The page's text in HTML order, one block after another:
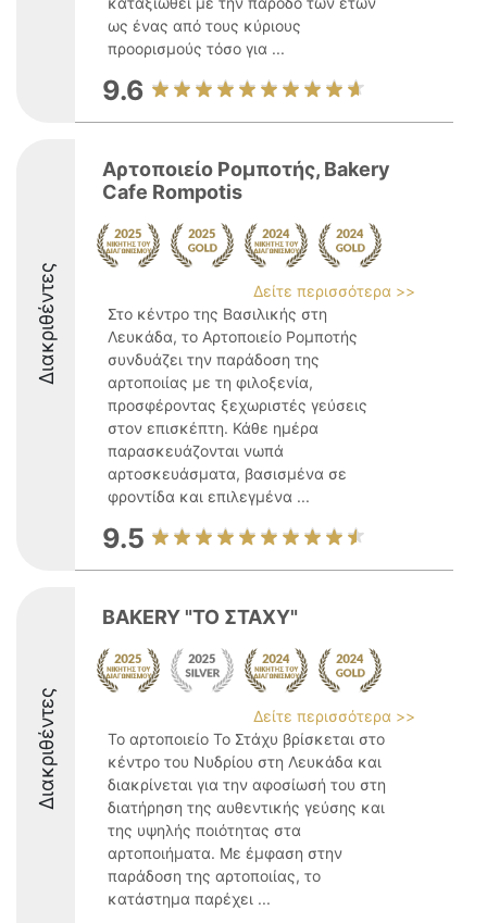
ως ένας από τους κύριους
προορισμούς τόσο για ...
9.6
Διακριθέντες
Αρτοποιείο Ρομποτής, Bakery
Cafe Rompotis
Δείτε περισσότερα >>
Στο κέντρο της Βασιλικής στη
Λευκάδα, το Αρτοποιείο Ρομποτής
συνδυάζει την παράδοση της
αρτοποιίας με τη φιλοξενία,
προσφέροντας ξεχωριστές γεύσεις
στον επισκέπτη. Κάθε ημέρα
παρασκευάζονται νωπά
αρτοσκευάσματα, βασισμένα σε
φροντίδα και επιλεγμένα ...
9.5
Διακριθέντες
BAKERY "ΤΟ ΣΤΑΧΥ"
Δείτε περισσότερα >>
Το αρτοποιείο Το Στάχυ βρίσκεται στο
κέντρο του Νυδρίου στη Λευκάδα και
διακρίνεται για την αφοσίωσή του στη
διατήρηση της αυθεντικής γεύσης και
της υψηλής ποιότητας στα
αρτοποιήματα. Με έμφαση στην
παράδοση της αρτοποιίας, το
κατάστημα παρέχει ...